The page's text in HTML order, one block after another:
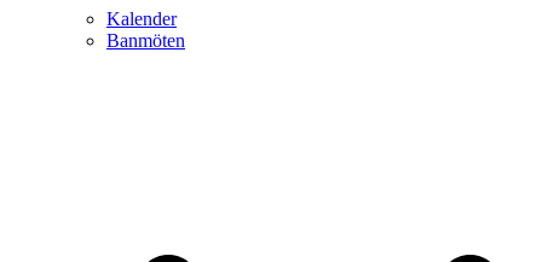
Kalender
Banmöten